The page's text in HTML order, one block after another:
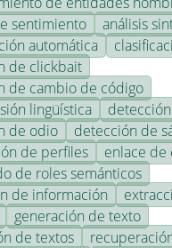
sentimiento
análisis
automática
de clickbait
de cambio de código
lingüística
de odio
detección de
de perfiles
enlace de
de roles semánticos
de información
generación de texto
de textos